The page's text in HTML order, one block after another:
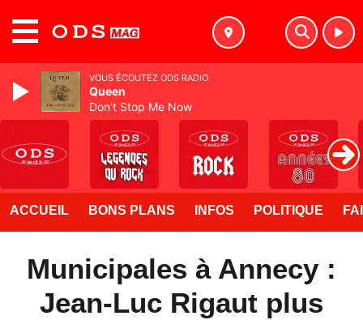
ACCUEIL BONS PLANS INFOS POLITIQUE
Municipales à Annecy :
Jean-Luc Rigaut plus
VOUS ÉCOUTEZ ODS RADIO
Queen
Don't Stop Me Now